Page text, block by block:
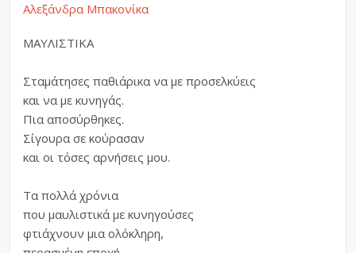
Αλεξάνδρα Μπακονίκα
ΜΑΥΛΙΣΤΙΚΑ
Σταμάτησες παθιάρικα να με προσελκύεις
και να με κυνηγάς.
Πια αποσύρθηκες.
Σίγουρα σε κούρασαν
και οι τόσες αρνήσεις μου.
Τα πολλά χρόνια
που μαυλιστικά με κυνηγούσες
φτιάχνουν μια ολόκληρη,